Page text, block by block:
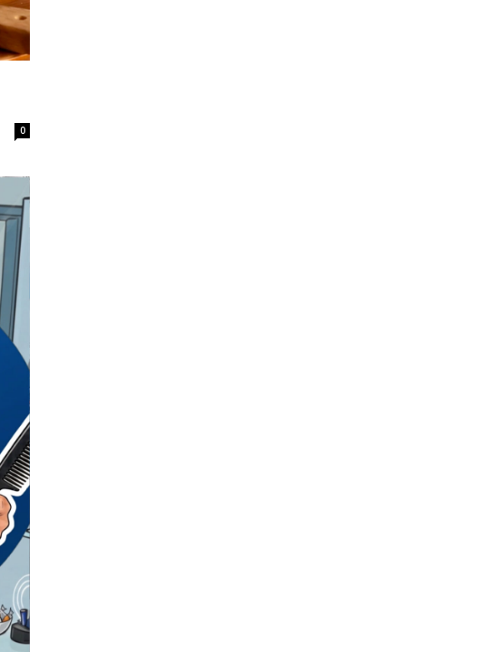
0